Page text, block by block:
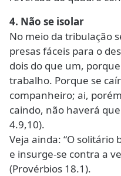
4. Não se isolar
No meio da tribulação
presas fáceis para o
dois do que um,
trabalho. Porque se
companheiro; ai,
caindo, não haverá
4.9,10).
Veja ainda: “O solitário
e insurge-se contra a
(Provérbios 18.1).